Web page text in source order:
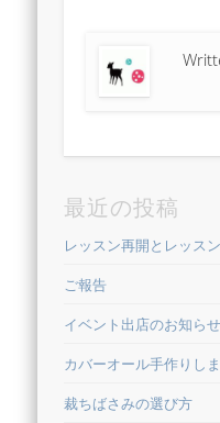
最近の投稿
レッスン再開とレッス
ご報告
イベント出店のお知ら
カバーオール手作りし
裁ちばさみの選び方